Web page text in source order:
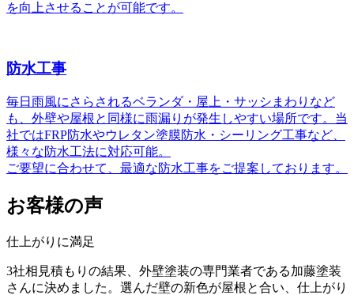
を向上させることが可能です。
防水工事
毎日雨風にさらされるベランダ・屋上・サッシまわりなど
も、外壁や屋根と同様に雨漏りが発生しやすい場所です。当
社ではFRP防水やウレタン塗膜防水・シーリング工事など、
様々な防水工法に対応可能。
ご要望に合わせて、最適な防水工事をご提案しております。
お客様の声
仕上がりに満足
3社相見積もりの結果、外壁塗装の専門業者である加藤塗装
さんに決めました。選んだ壁の新色が屋根と合い、仕上がり